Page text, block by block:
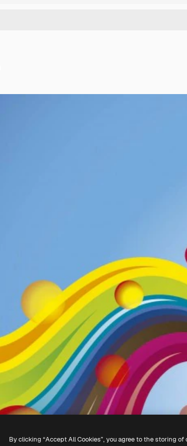
By clicking “Accept All Cookies”, you agree to the storing